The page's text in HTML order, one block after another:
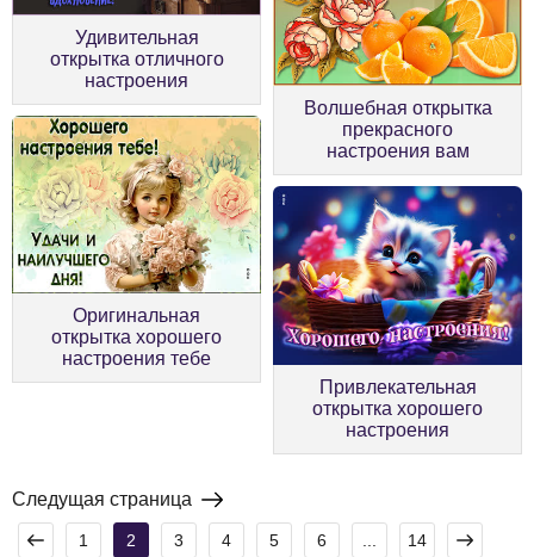
Удивительная
открытка отличного
настроения
Волшебная открытка
прекрасного
настроения вам
Оригинальная
открытка хорошего
настроения тебе
Привлекательная
открытка хорошего
настроения
Следущая страница
1 2 3 4 5 6 14